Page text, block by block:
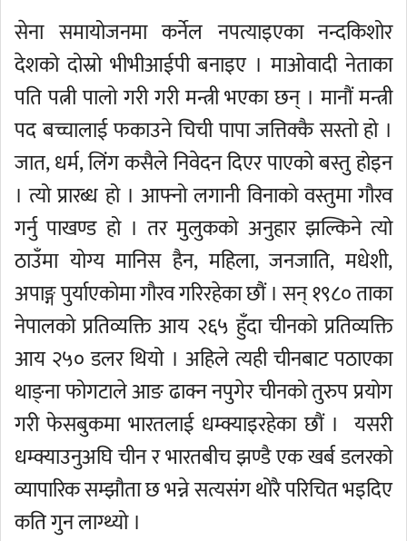
सेना समायोजनमा कर्नेल नपत्याइएका नन्दकिशोर
देशको दोस्रो भीभीआईपी बनाइए । माओवादी नेताका
पति पत्नी पालो गरी गरी मन्त्री भएका छन् । मानौं मन्त्री
पद बच्चालाई फकाउने चिची पापा जत्तिक्कै सस्तो हो ।
जात, धर्म, लिंग कसैले निवेदन दिएर पाएको बस्तु होइन
। त्यो प्रारब्ध हो । आफ्नो लगानी विनाको वस्तुमा गौरव
गर्नु पाखण्ड हो । तर मुलुकको अनुहार झल्किने त्यो
ठाउँमा योग्य मानिस हैन, महिला, जनजाति, मधेशी,
अपाङ्ग पुर्याएकोमा गौरव गरिरहेका छौं । सन् १९८० ताका
नेपालको प्रतिव्यक्ति आय २६५ हुँदा चीनको प्रतिव्यक्ति
आय २५० डलर थियो । अहिले त्यही चीनबाट पठाएका
थाङ्ना फोगटाले आङ ढाक्न नपुगेर चीनको तुरुप प्रयोग
गरी फेसबुकमा भारतलाई धम्क्याइरहेका छौं । यसरी
धम्क्याउनुअघि चीन र भारतबीच झण्डै एक खर्ब डलरको
व्यापारिक सम्झौता छ भन्ने सत्यसंग थोरै परिचित भइदिए
कति गुन लाग्थ्यो ।